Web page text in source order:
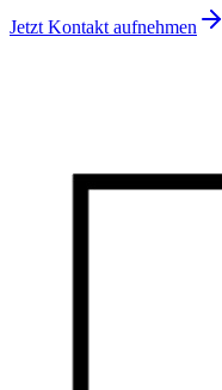
Jetzt Kontakt aufnehmen